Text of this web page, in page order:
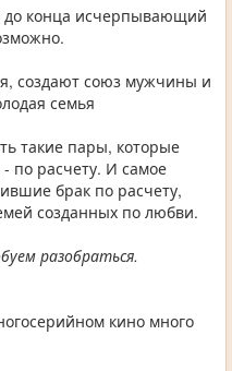
до конца исчерпывающий
создают союз мужчины и
семья
такие пары, которые
по расчету. И самое
брак по расчету,
созданных по любви.
разобраться.
кино много